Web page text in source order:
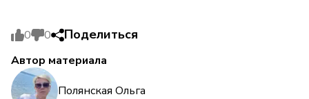
0 0 Поделиться
Автор материала
Полянская Ольга